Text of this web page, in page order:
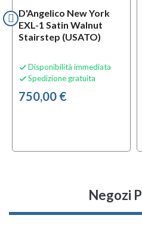
D'Angelico New York
EXL-1 Satin Walnut
Stairstep (USATO)
 Disponibilità immediata
 Spedizione gratuita
750,00 €
Negozi